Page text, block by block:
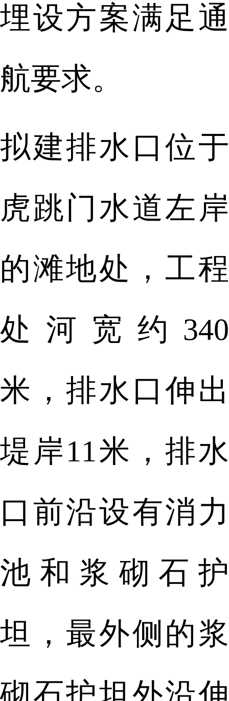
埋设方案满足通
航要求。
拟建排水口位于
虎跳门水道左岸
的滩地处，工程
处河宽约340
米，排水口伸出
堤岸11米，排水
口前沿设有消力
池和浆砌石护
坦，最外侧的浆
砌石护坦外沿伸